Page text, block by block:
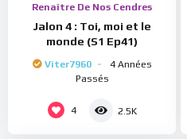
Renaître De Nos Cendres
Jalon 4 : Toi, moi et le
monde (S1 Ep41)
Viter7960
4 Années
Passés
4 2.5K